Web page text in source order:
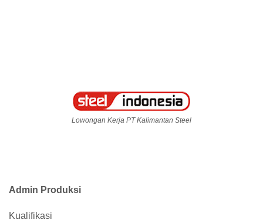
Lowongan Kerja PT Kalimantan Steel
Admin Produksi
Kualifikasi